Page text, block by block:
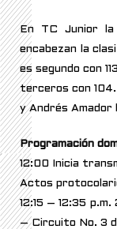
En TC Junior la
encabezan la
es segundo con
terceros con 104.
y Andrés Amador
Programación
12:00 Inicia
Actos
12:15 – 12:35
– Circuito No. 3